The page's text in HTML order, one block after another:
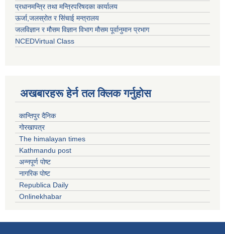
प्रधानमन्त्रि तथा मन्त्रिपरिषदका कार्यालय
ऊर्जा,जलस्रोत र सिंचाई मन्त्रालय
जलविज्ञान र मौसम विज्ञान विभाग मौसम पूर्वानुमान प्रभाग
NCEDVirtual Class
अखबारहरू हेर्न तल क्लिक गर्नुहोस
कान्तिपुर दैनिक
गोरखापत्र
The himalayan times
Kathmandu post
अन्नपूर्ण पोष्ट
नागरिक पोष्ट
Republica Daily
Onlinekhabar